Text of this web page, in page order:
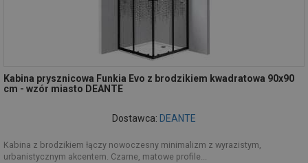
Kabina prysznicowa Funkia Evo z brodzikiem kwadratowa 90x90
cm - wzór miasto DEANTE
Dostawca: DEANTE
Kabina z brodzikiem łączy nowoczesny minimalizm z wyrazistym,
urbanistycznym akcentem. Czarne, matowe profile...